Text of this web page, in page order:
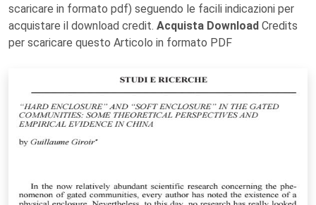
scaricare in formato pdf) seguendo le facili indicazioni per
acquistare il download credit. Acquista Download Credits
per scaricare questo Articolo in formato PDF